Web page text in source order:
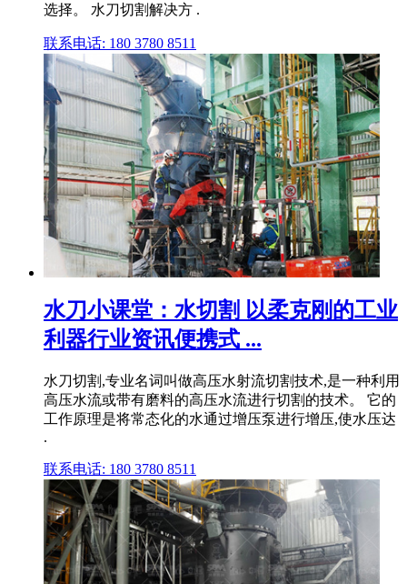
选择。 水刀切割解决方 .
联系电话: 180 3780 8511
水刀小课堂：水切割 以柔克刚的工业
利器行业资讯便携式 ...
水刀切割,专业名词叫做高压水射流切割技术,是一种利用
高压水流或带有磨料的高压水流进行切割的技术。 它的
工作原理是将常态化的水通过增压泵进行增压,使水压达
.
联系电话: 180 3780 8511